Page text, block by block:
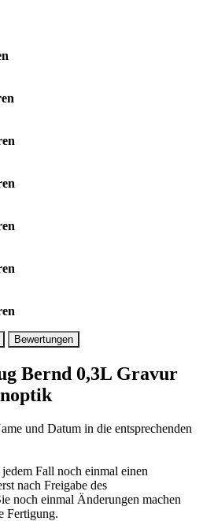
Bewertungen
Bernd 0,3L Gravur
und Datum in die entsprechenden
Fall noch einmal einen
nach Freigabe des
noch einmal Änderungen machen
Fertigung.